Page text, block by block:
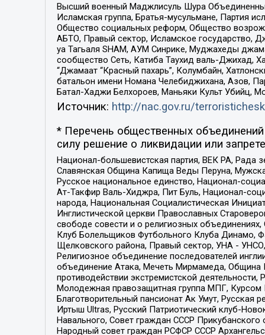
Высший военный Маджлисуль Шура
Исламская группа, Братья-мусульмане, Партия
Общество социальных реформ, Общество
АБТО, Правый сектор, Исламское государство,
уа Тагьаля SHAM, АУМ Синрике, Муджахеды
сообщество Сеть, Катиба Таухид валь-Джихад,
“Джамаат “Красный пахарь”, Колумбайн,
батальон имени Номана Челебиджихана, Азов,
Батал-Хаджи Белхороев, Маньяки Культ Убийц,
Источник: http://nac.gov.ru/
* Перечень общественных
силу решение о ликвидации или
Национал-большевистская партия, ВЕК РА, Рада
Славянская Община Капища Веды Перуна,
Русское национальное единство, Национал-
Ат-Такфир Валь-Хиджра, Пит Буль, Национал-
народа, Национальная Социалистическая
Инглистической церкви Православных
свободе совести и о религиозных
Клуб Болельщиков Футбольного Клуба Динамо,
Щелковского района, Правый сектор, УНА - УНСО,
Религиозное объединение последователей
объединение Атака, Мечеть Мирмамеда, Община
противодействии экстремистской
Молодежная правозащитная группа МПГ, Курсом
Благотворительный пансионат Ак Умут, Русская
Иртыш Ultras, Русский Патриотический клуб-
Навального, Совет граждан СССР
Народный совет граждан РСФСР СССР